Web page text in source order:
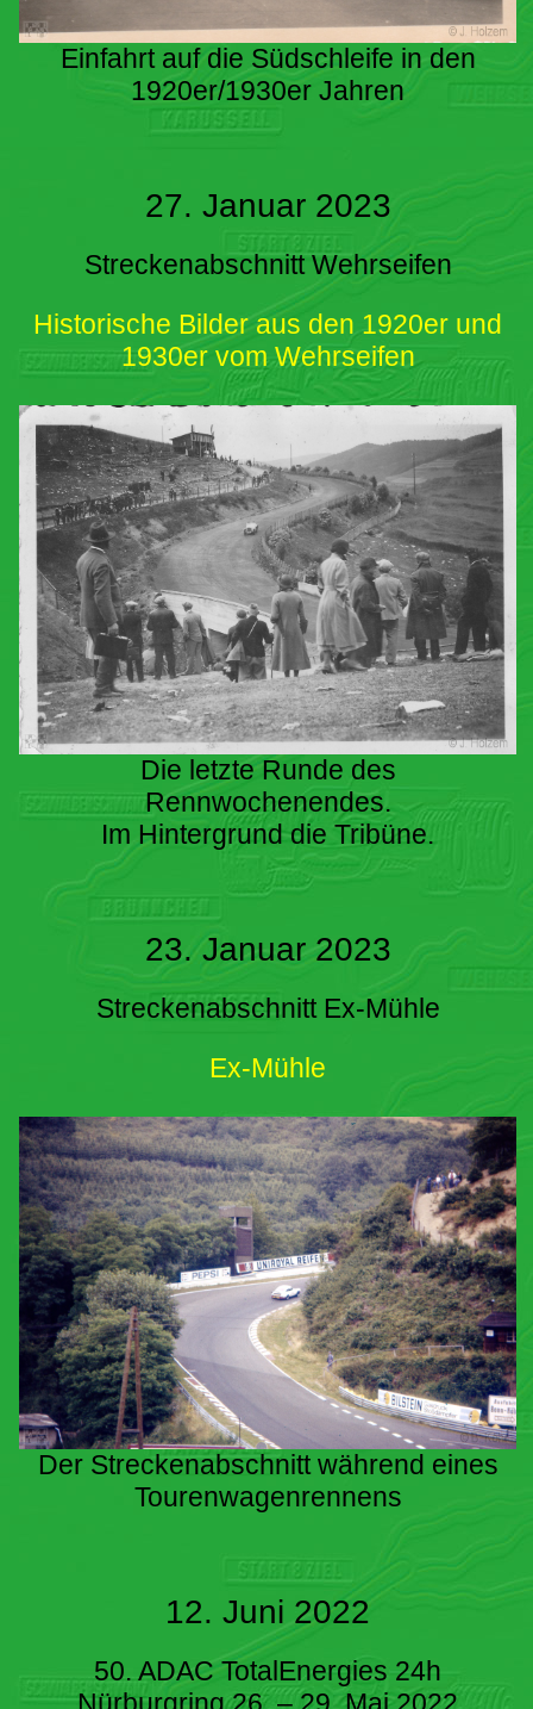
Einfahrt auf die Südschleife in den
1920er/1930er Jahren
27. Januar 2023
Streckenabschnitt Wehrseifen
Historische Bilder aus den 1920er und
1930er vom Wehrseifen
Die letzte Runde des
Rennwochenendes.
Im Hintergrund die Tribüne.
23. Januar 2023
Streckenabschnitt Ex-Mühle
Ex-Mühle
Der Streckenabschnitt während eines
Tourenwagenrennens
12. Juni 2022
50. ADAC TotalEnergies 24h